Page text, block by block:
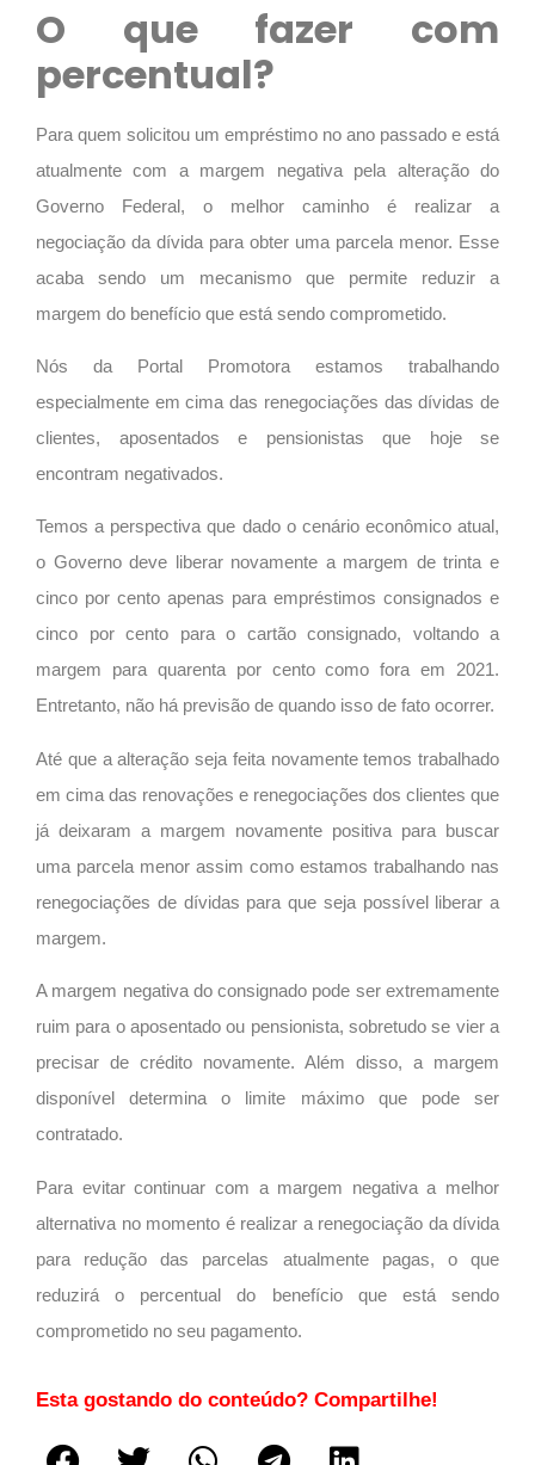
O que fazer com
percentual?
Para quem solicitou um empréstimo no ano passado e está
atualmente com a margem negativa pela alteração do
Governo Federal, o melhor caminho é realizar a
negociação da dívida para obter uma parcela menor. Esse
acaba sendo um mecanismo que permite reduzir a
margem do benefício que está sendo comprometido.
Nós da Portal Promotora estamos trabalhando
especialmente em cima das renegociações das dívidas de
clientes, aposentados e pensionistas que hoje se
encontram negativados.
Temos a perspectiva que dado o cenário econômico atual,
o Governo deve liberar novamente a margem de trinta e
cinco por cento apenas para empréstimos consignados e
cinco por cento para o cartão consignado, voltando a
margem para quarenta por cento como fora em 2021.
Entretanto, não há previsão de quando isso de fato ocorrer.
Até que a alteração seja feita novamente temos trabalhado
em cima das renovações e renegociações dos clientes que
já deixaram a margem novamente positiva para buscar
uma parcela menor assim como estamos trabalhando nas
renegociações de dívidas para que seja possível liberar a
margem.
A margem negativa do consignado pode ser extremamente
ruim para o aposentado ou pensionista, sobretudo se vier a
precisar de crédito novamente. Além disso, a margem
disponível determina o limite máximo que pode ser
contratado.
Para evitar continuar com a margem negativa a melhor
alternativa no momento é realizar a renegociação da dívida
para redução das parcelas atualmente pagas, o que
reduzirá o percentual do benefício que está sendo
comprometido no seu pagamento.
Esta gostando do conteúdo? Compartilhe!